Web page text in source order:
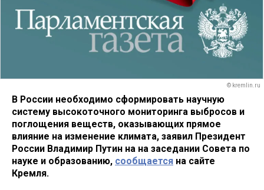
© kremlin.ru
В России необходимо сформировать научную
систему высокоточного мониторинга выбросов и
поглощения веществ, оказывающих прямое
влияние на изменение климата, заявил Президент
России Владимир Путин на на заседании Совета по
науке и образованию, сообщается на сайте
Кремля.